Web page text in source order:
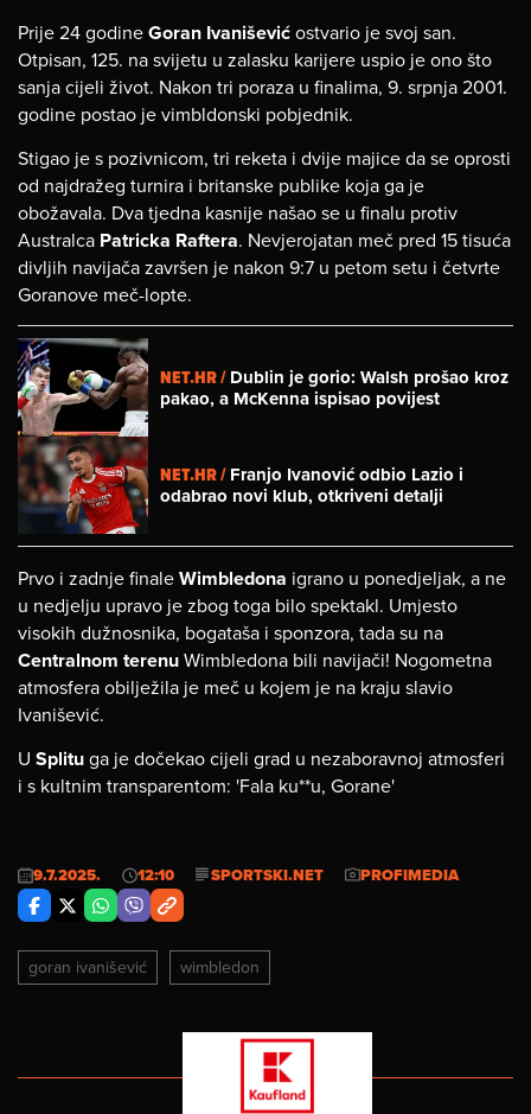
Prije 24 godineGoran Ivaniševićostvario je svoj san.
Otpisan, 125. na svijetu u zalasku karijere uspio je ono što
sanja cijeli život. Nakon tri poraza u finalima, 9. srpnja 2001.
godine postao je vimbldonski pobjednik.
Stigao je s pozivnicom, tri reketa i dvije majice da se oprosti
od najdražeg turnira i britanske publike koja ga je
obožavala. Dva tjedna kasnije našao se u finalu protiv
Australca Patricka Raftera. Nevjerojatan meč pred 15 tisuća
divljih navijača završen je nakon 9:7 u petom setu i četvrte
Goranove meč-lopte.
NET.HR /Dublin je gorio: Walsh prošao kroz
pakao, a McKenna ispisao povijest
NET.HR /Franjo Ivanović odbio Lazio i
odabrao novi klub, otkriveni detalji
Prvo i zadnje finaleWimbledona igrano u ponedjeljak, a ne
u nedjelju upravo je zbog toga bilo spektakl. Umjesto
visokih dužnosnika, bogataša i sponzora, tada su na
Centralnom terenuWimbledona bili navijači! Nogometna
atmosfera obilježila je meč u kojem je na kraju slavio
Ivanišević.
U Splituga je dočekao cijeli grad u nezaboravnoj atmosferi
i s kultnim transparentom: 'Fala ku**u, Gorane'
9.7.2025. 12:10 SPORTSKI.NET PROFIMEDIA
goran ivanišević wimbledon